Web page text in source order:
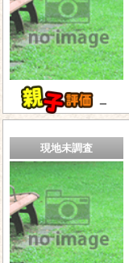
－
現地未調査